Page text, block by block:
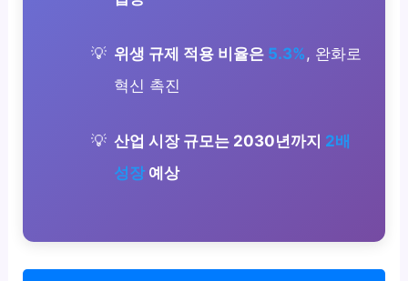
위생 규제 적용 비율은 5.3% , 완화로
혁신 촉진
산업 시장 규모는 2030년까지 2배
성장예상